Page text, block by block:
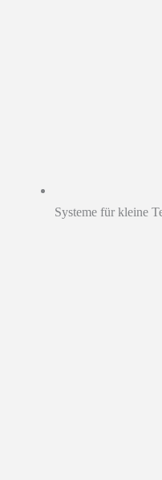
Systeme für kleine